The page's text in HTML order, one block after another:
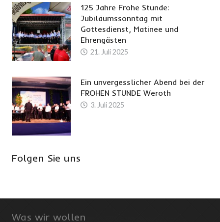
125 Jahre Frohe Stunde:
Jubiläumssonntag mit
Gottesdienst, Matinee und
Ehrengästen
21. Juli 2025
Ein unvergesslicher Abend bei der
FROHEN STUNDE Weroth
3. Juli 2025
Folgen Sie uns
Was wir wollen